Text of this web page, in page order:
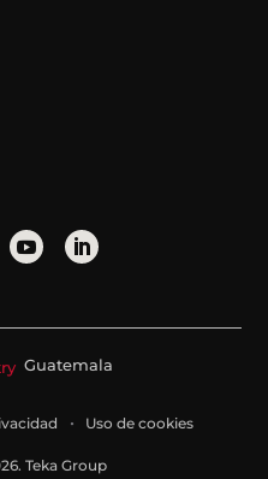
Guatemala
Uso de cookies
Teka Group